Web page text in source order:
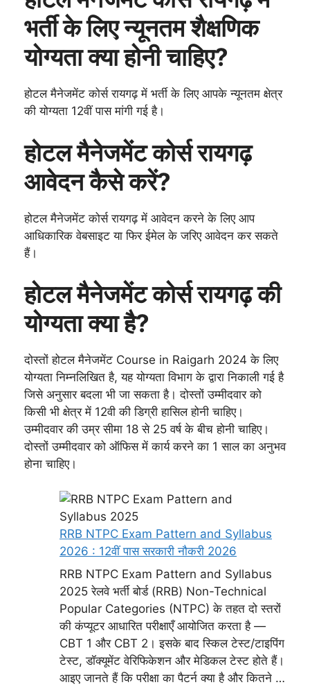
भर्ती के लिए न्यूनतम शैक्षणिक
योग्यता क्या होनी चाहिए?
होटल मैनेजमेंट कोर्स रायगढ़ में भर्ती के लिए आपके न्यूनतम क्षेत्र
की योग्यता 12वीं पास मांगी गई है।
होटल मैनेजमेंट कोर्स रायगढ़
आवेदन कैसे करें?
होटल मैनेजमेंट कोर्स रायगढ़ में आवेदन करने के लिए आप
आधिकारिक वेबसाइट या फिर ईमेल के जरिए आवेदन कर सकते
हैं।
होटल मैनेजमेंट कोर्स रायगढ़ की
योग्यता क्या है?
दोस्तों होटल मैनेजमेंट Course in Raigarh 2024 के लिए
योग्यता निम्नलिखित है, यह योग्यता विभाग के द्वारा निकाली गई है
जिसे अनुसार बदला भी जा सकता है। दोस्तों उम्मीदवार को
किसी भी क्षेत्र में 12वी की डिग्री हासिल होनी चाहिए।
उम्मीदवार की उम्र सीमा 18 से 25 वर्ष के बीच होनी चाहिए।
दोस्तों उम्मीदवार को ऑफिस में कार्य करने का 1 साल का अनुभव
होना चाहिए।
RRB NTPC Exam Pattern and Syllabus
2026 : 12वीं पास सरकारी नौकरी 2026
RRB NTPC Exam Pattern and Syllabus
2025 रेलवे भर्ती बोर्ड (RRB) Non-Technical
Popular Categories (NTPC) के तहत दो स्तरों
की कंप्यूटर आधारित परीक्षाएँ आयोजित करता है —
CBT 1 और CBT 2। इसके बाद स्किल टेस्ट/टाइपिंग
टेस्ट, डॉक्यूमेंट वेरिफिकेशन और मेडिकल टेस्ट होते हैं।
आइए जानते हैं कि परीक्षा का पैटर्न क्या है और कितने …